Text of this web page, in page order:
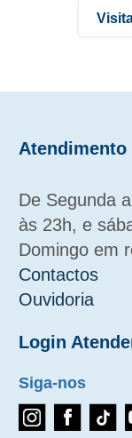
Atendimento
De Segunda
às 23h, e
Domingo em
Contactos
Ouvidoria
Login
Siga-nos